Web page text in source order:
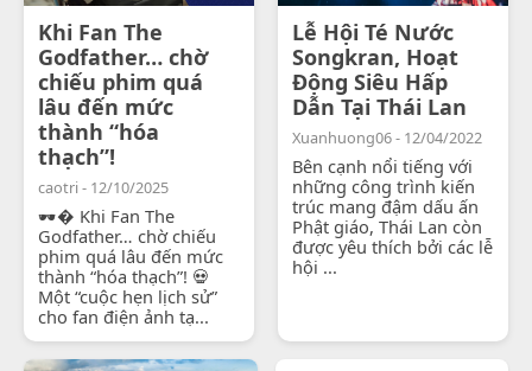
Khi Fan The
Godfather… chờ
chiếu phim quá
lâu đến mức
thành “hóa
thạch”!
caotri - 12/10/2025
🕶� Khi Fan The
Godfather… chờ chiếu
phim quá lâu đến mức
thành “hóa thạch”! 💀
Một “cuộc hẹn lịch sử”
cho fan điện ảnh tạ...
Lễ Hội Té Nước
Songkran, Hoạt
Động Siêu Hấp
Dẫn Tại Thái Lan
Xuanhuong06 - 12/04/2022
Bên cạnh nổi tiếng với
những công trình kiến
trúc mang đậm dấu ấn
Phật giáo, Thái Lan còn
được yêu thích bởi các lễ
hội ...